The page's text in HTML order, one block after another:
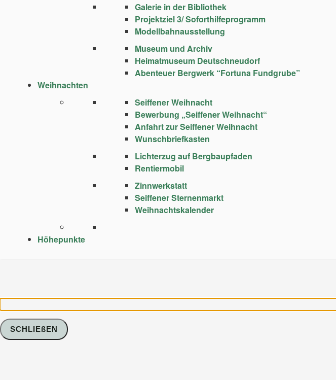
Galerie in der Bibliothek
Projektziel 3/ Soforthilfeprogramm
Modellbahnausstellung
Museum und Archiv
Heimatmuseum Deutschneudorf
Abenteuer Bergwerk “Fortuna Fundgrube”
Weihnachten
Seiffener Weihnacht
Bewerbung „Seiffener Weihnacht“
Anfahrt zur Seiffener Weihnacht
Wunschbriefkasten
Lichterzug auf Bergbaupfaden
Rentiermobil
Zinnwerkstatt
Seiffener Sternenmarkt
Weihnachtskalender
Höhepunkte
SCHLIEßEN